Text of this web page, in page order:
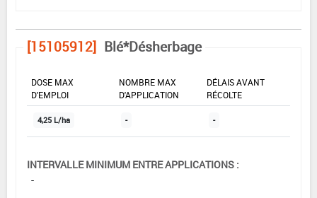
[15105912] Blé*Désherbage
DOSE MAX
D'EMPLOI
NOMBRE MAX
D'APPLICATION
DÉLAIS AVANT
RÉCOLTE
4,25 L/ha - -
INTERVALLE MINIMUM ENTRE APPLICATIONS :
-